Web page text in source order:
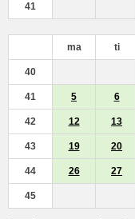
41
ma ti
40
41 5 6
42 12 13
43 19 20
44 26 27
45